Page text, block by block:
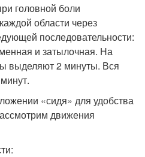
головной боли
области через
последовательности:
и затылочная. На
выделяют 2 минуты. Вся
«сидя» для удобства
движения